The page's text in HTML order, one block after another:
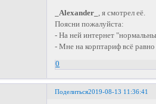
_Alexander_ , я смотрел её.
Поясни пожалуйста:
- На ней интернет
- Мне на корптариф всё
0
Поделиться2019-08-13 11:36:41